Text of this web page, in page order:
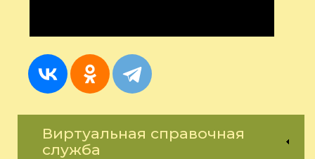
Виртуальная справочная
служба